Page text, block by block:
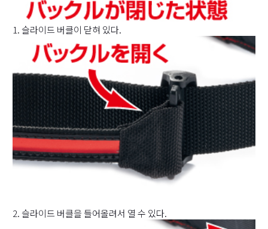
1. 슬라이드 버클이 닫혀 있다.
2. 슬라이드 버클을 들어올려서 열 수 있다.